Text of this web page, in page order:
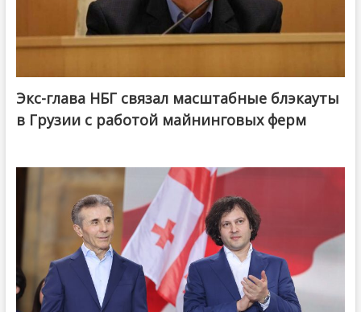
Экс-глава НБГ связал масштабные блэкауты
в Грузии с работой майнинговых ферм